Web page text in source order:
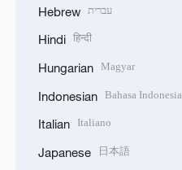
Hebrew עברית
Hindi हिन्दी
Hungarian Magyar
Indonesian Bahasa Indonesia
Italian Italiano
Japanese 日本語